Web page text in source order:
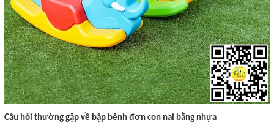
Câu hỏi thường gặp về bập bênh đơn con nai bằng nhựa